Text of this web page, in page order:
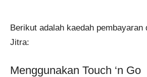
Berikut adalah kaedah pembayaran
Jitra:
Menggunakan Touch ‘n Go